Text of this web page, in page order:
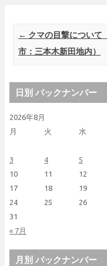
Post navigation
← クマの目撃について
市：三本木新田地内）
日別 バックナンバー
2026年8月
月
火 水
« 7月
3
4 5
10
11 12
17
18 19
24
25 26
31
月別 バックナンバー